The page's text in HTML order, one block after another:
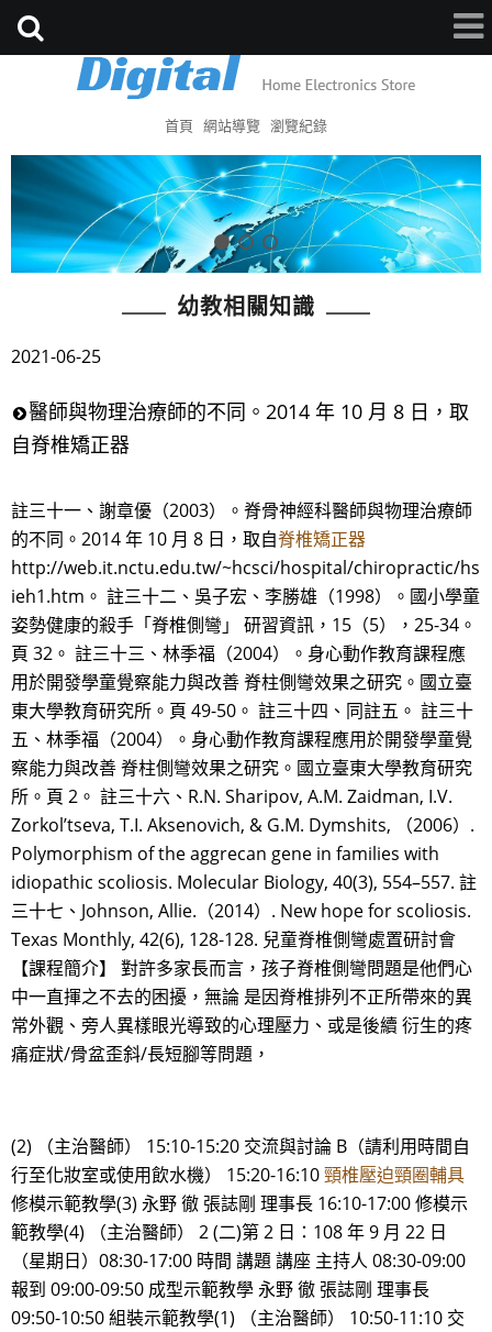
首頁 網站導覽 瀏覽紀錄
幼教相關知識
2021-06-25
醫師與物理治療師的不同。2014 年 10 月 8 日，取
自脊椎矯正器
註三十一、謝章優（2003）。脊骨神經科醫師與物理治療師
的不同。2014 年 10 月 8 日，取自脊椎矯正器
http://web.it.nctu.edu.tw/~hcsci/hospital/chiropractic/hs
ieh1.htm。 註三十二、吳子宏、李勝雄（1998）。國小學童
姿勢健康的殺手「脊椎側彎」 研習資訊，15（5），25-34。
頁 32。 註三十三、林季福（2004）。身心動作教育課程應
用於開發學童覺察能力與改善 脊柱側彎效果之研究。國立臺
東大學教育研究所。頁 49-50。 註三十四、同註五。 註三十
五、林季福（2004）。身心動作教育課程應用於開發學童覺
察能力與改善 脊柱側彎效果之研究。國立臺東大學教育研究
所。頁 2。 註三十六、R.N. Sharipov, A.M. Zaidman, I.V.
Zorkol’tseva, T.I. Aksenovich, & G.M. Dymshits, （2006）.
Polymorphism of the aggrecan gene in families with
idiopathic scoliosis. Molecular Biology, 40(3), 554–557. 註
三十七、Johnson, Allie.（2014）. New hope for scoliosis.
Texas Monthly, 42(6), 128-128. 兒童脊椎側彎處置研討會
【課程簡介】 對許多家長而言，孩子脊椎側彎問題是他們心
中一直揮之不去的困擾，無論 是因脊椎排列不正所帶來的異
常外觀、旁人異樣眼光導致的心理壓力、或是後續 衍生的疼
痛症狀/骨盆歪斜/長短腳等問題，
(2) （主治醫師） 15:10-15:20 交流與討論 B（請利用時間自
行至化妝室或使用飲水機） 15:20-16:10頸椎壓迫頸圈輔具
修模示範教學(3) 永野 徹 張誌剛 理事長 16:10-17:00 修模示
範教學(4) （主治醫師） 2 (二)第 2 日：108 年 9 月 22 日
（星期日）08:30-17:00 時間 講題 講座 主持人 08:30-09:00
報到 09:00-09:50 成型示範教學 永野 徹 張誌剛 理事長
09:50-10:50 組裝示範教學(1) （主治醫師） 10:50-11:10 交